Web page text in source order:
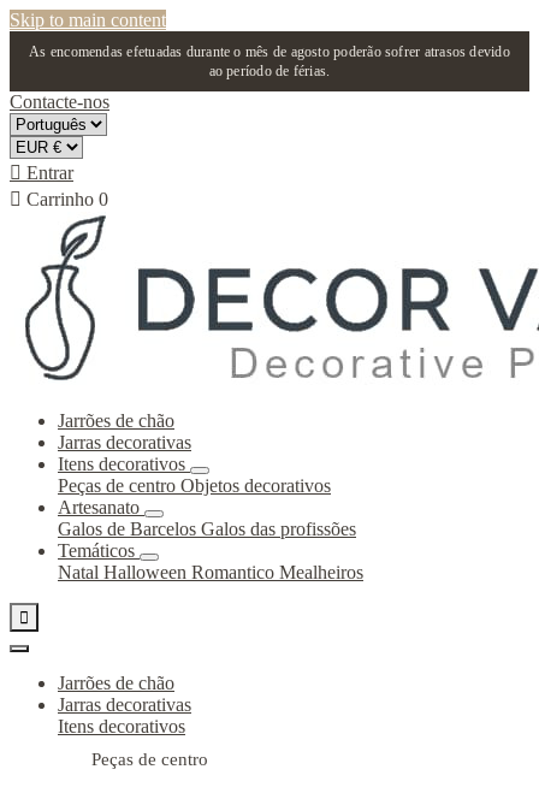
Skip to main content
As encomendas efetuadas durante o mês de agosto poderão sofrer atrasos devido
ao período de férias.
Contacte-nos
 Entrar
 Carrinho 0
Jarrões de chão
Jarras decorativas
Itens decorativos
Peças de centro Objetos decorativos
Artesanato
Galos de Barcelos Galos das profissões
Temáticos
Natal Halloween Romantico Mealheiros

Jarrões de chão
Jarras decorativas
Itens decorativos
Peças de centro